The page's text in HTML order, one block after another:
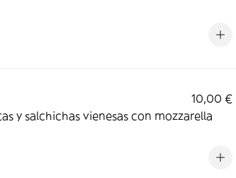
10,00 €
y salchichas vienesas con mozzarella